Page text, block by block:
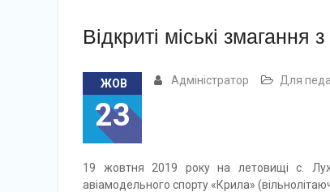
Відкриті міські
ЖОВ
23
Адміністратор Для
19 жовтня 2019 року на летовищі с.
авіамодельного спорту «Крила»